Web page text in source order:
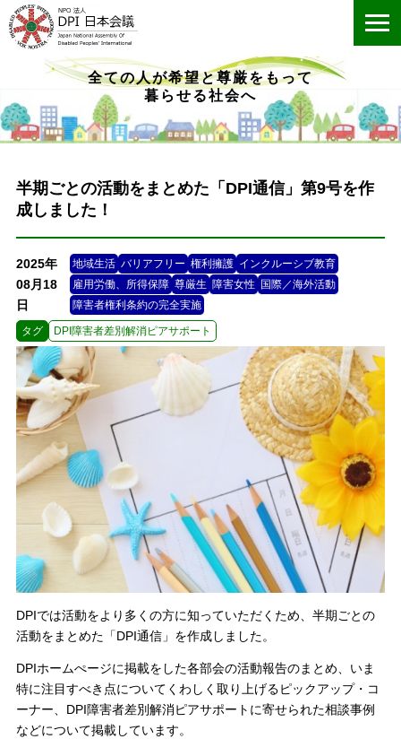
全ての人が希望と尊厳をもって
暮らせる社会へ
半期ごとの活動をまとめた「DPI通信」第9号を作
成しました！
2025年
08月18
日
地域生活 バリアフリー 権利擁護 インクルーシブ教育
雇用労働、所得保障 尊厳生 障害女性 国際／海外活動
障害者権利条約の完全実施
タグ DPI障害者差別解消ピアサポート
DPIでは活動をより多くの方に知っていただくため、半期ごとの
活動をまとめた「DPI通信」を作成しました。
DPIホームぺージに掲載をした各部会の活動報告のまとめ、いま
特に注目すべき点についてくわしく取り上げるピックアップ・コ
ーナー、DPI障害者差別解消ピアサポートに寄せられた相談事例
などについて掲載しています。